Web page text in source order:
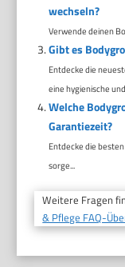
wechseln?
Verwende deinen
Gibt es
Entdecke die
eine hygienische
Welche
Garantiezeit?
Entdecke die
sorge...
Weitere Fragen
& Pflege FAQ-